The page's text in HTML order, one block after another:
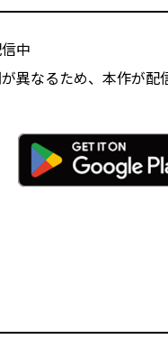
中
異なるため、本作が配